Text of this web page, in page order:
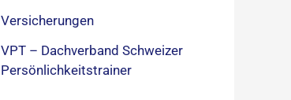
Versicherungen
VPT – Dachverband Schweizer
Persönlichkeitstrainer